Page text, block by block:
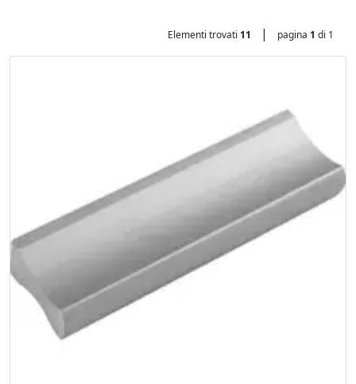
Elementi trovati 11 | pagina 1 di 1